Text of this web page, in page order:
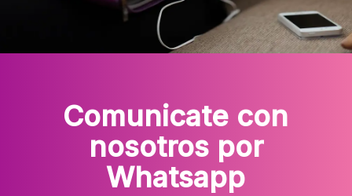
Comunicate con
nosotros por
Whatsapp